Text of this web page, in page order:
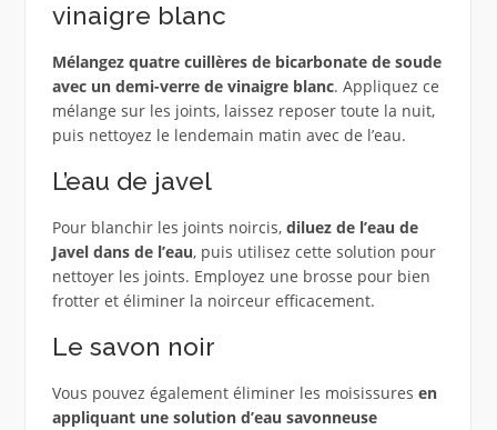
vinaigre blanc
Mélangez quatre cuillères de bicarbonate de soude
avec un demi-verre de vinaigre blanc. Appliquez ce
mélange sur les joints, laissez reposer toute la nuit,
puis nettoyez le lendemain matin avec de l’eau.
L’eau de javel
Pour blanchir les joints noircis, diluez de l’eau de
Javel dans de l’eau, puis utilisez cette solution pour
nettoyer les joints. Employez une brosse pour bien
frotter et éliminer la noirceur efficacement.
Le savon noir
Vous pouvez également éliminer les moisissures en
appliquant une solution d’eau savonneuse